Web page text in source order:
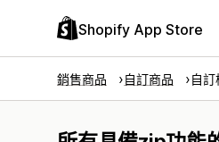
Shopify App Store
銷售商品 自訂商品 自